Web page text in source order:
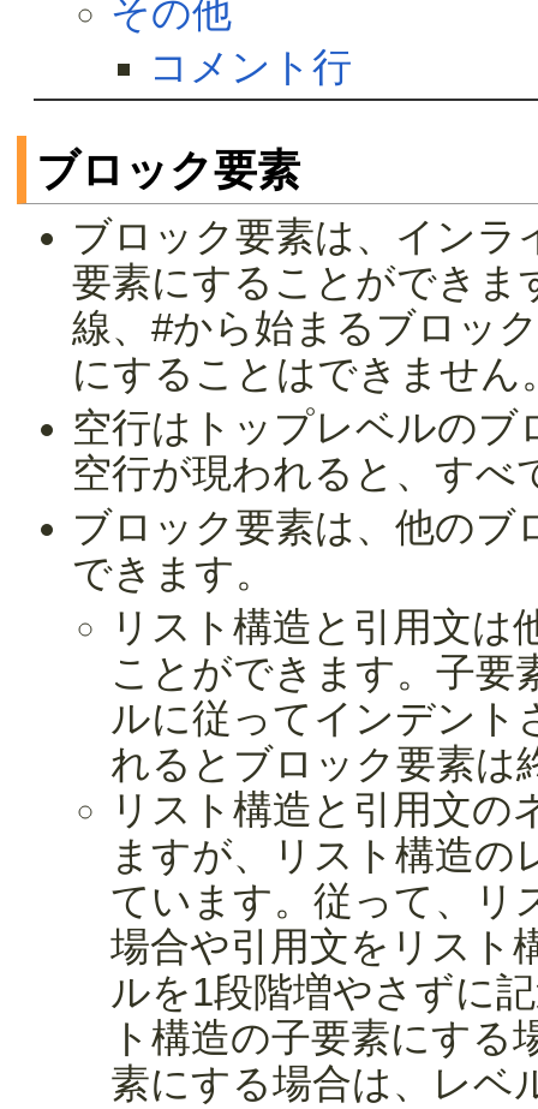
その他
コメント行
ブロック要素
ブロック要素は、インラ
要素にすることができま
線、#から始まるブロッ
にすることはできません
空行はトップレベルのブ
空行が現われると、すべ
ブロック要素は、他のブ
できます。
リスト構造と引用文は
ことができます。子要
ルに従ってインデント
れるとブロック要素は
リスト構造と引用文の
ますが、リスト構造の
ています。従って、リ
場合や引用文をリスト
ルを1段階増やさずに
ト構造の子要素にする
素にする場合は、レベ